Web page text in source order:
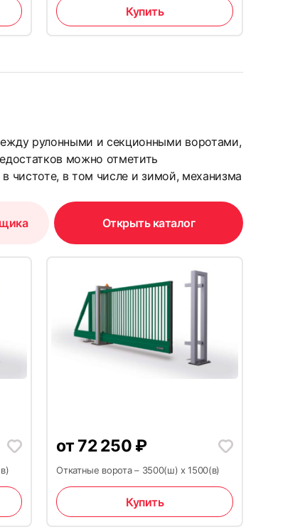
Купить
рулонными и секционными воротами,
можно отметить
чистоте, в том числе и зимой, механизма
Открыть каталог
от72 250 ₽
Откатные ворота – 3500(ш) х 1500(в)
Купить